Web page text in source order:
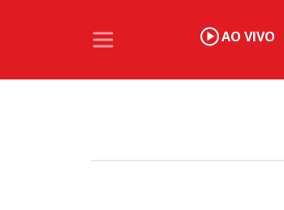
AO VIVO